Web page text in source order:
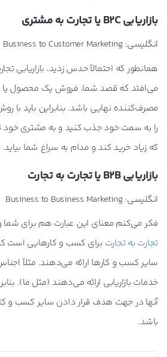
بازاریابی B2C یا تجارت به مشتری
انگلیسی: Business to Customer Marketing
همانطور که احتمالاً حدس زدید، بازاریابی
می‌افتد که قصد شما، فروش یک محصول یا
مصرف‌کننده نهایی باشد. بنابراین باید با
را به سمت خود جذب کنید و به مشتری خود
که زیاد خرید کند و مدام به سراغ شما بیاید.
بازاریابی B2B یا تجارت به تجارت
انگلیسی: Business to Business Marketing
فکر می‌کنم معنای این عبارت هم برای
تجارت به تجارت برای کسب و کارهایی است
سایر کسب و کارها ارائه می‌دهند. مثلاً
خدمات بازاریابی ارائه می‌دهند (مثل ما).
آنها در جهت هدف قرار دادن سایر کسب و
باشد.